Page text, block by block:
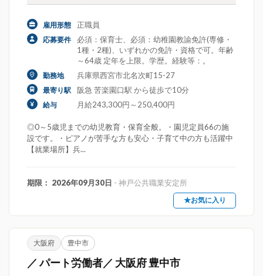
雇用形態 正職員
応募要件
必須：保育士、必須：幼稚園教諭免許(専修・
1種・2種)、いずれかの免許・資格で可。年齢
～64歳 定年を上限。学歴。経験等：。
勤務地 兵庫県西宮市北名次町15-27
最寄り駅 阪急 苦楽園口駅 から徒歩で10分
給与 月給243,300円～250,400円
◎0～5歳児までの幼児教育・保育全般。・園児定員66の施
設です。・ピアノが苦手な方も安心・子育て中の方も活躍中
【就業場所】兵...
期限： 2026年09月30日 - 神戸公共職業安定所
★お気に入り
大阪府 豊中市
／ パート労働者／ 大阪府 豊中市